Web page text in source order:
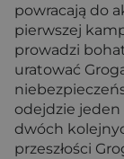
powracają do
pierwszej
prowadzi
uratować
odejdzie jeden
dwóch
przeszłości